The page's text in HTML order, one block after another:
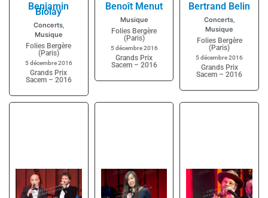
Benjamin
Biolay
Concerts,
Musique
Folies Bergère
(Paris)
5 décembre 2016
Grands Prix
Sacem – 2016
Benoît Menut
Musique
Folies Bergère
(Paris)
5 décembre 2016
Grands Prix
Sacem – 2016
Bertrand Belin
Concerts,
Musique
Folies Bergère
(Paris)
5 décembre 2016
Grands Prix
Sacem – 2016